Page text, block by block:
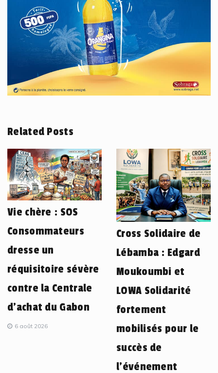
Related Posts
Vie chère : SOS
Consommateurs
dresse un
réquisitoire sévère
contre la Centrale
d’achat du Gabon
6 août 2026
Cross Solidaire de
Lébamba : Edgard
Moukoumbi et
LOWA Solidarité
fortement
mobilisés pour le
succès de
l’événement